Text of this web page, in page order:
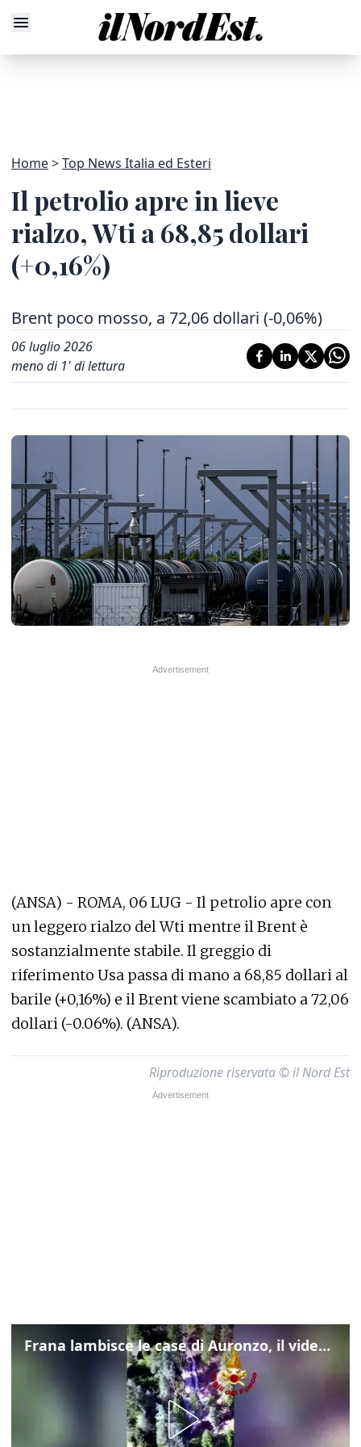
Home Top News Italia ed Esteri
Il petrolio apre in lieve
rialzo, Wti a 68,85 dollari
(+0,16%)
Brent poco mosso, a 72,06 dollari (-0,06%)
06 luglio 2026
meno di 1' di lettura
(ANSA) - ROMA, 06 LUG - Il petrolio apre con
un leggero rialzo del Wti mentre il Brent è
sostanzialmente stabile. Il greggio di
riferimento Usa passa di mano a 68,85 dollari al
barile (+0,16%) e il Brent viene scambiato a 72,06
dollari (-0.06%). (ANSA).
Riproduzione riservata © il Nord Est
Frana lambisce le case di Auronzo, il video dall'elicottero dei vigili del fuoco